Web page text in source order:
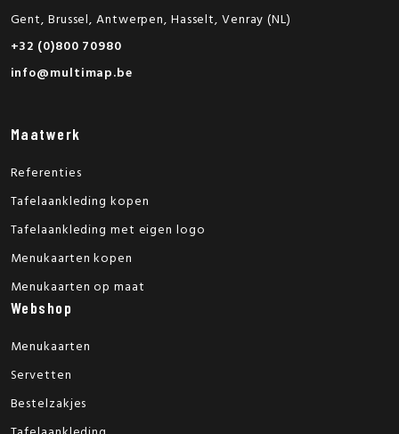
Gent, Brussel, Antwerpen, Hasselt, Venray (NL)
+32 (0)800 70980
info@multimap.be
Maatwerk
Referenties
Tafelaankleding kopen
Tafelaankleding met eigen logo
Menukaarten kopen
Menukaarten op maat
Webshop
Menukaarten
Servetten
Bestelzakjes